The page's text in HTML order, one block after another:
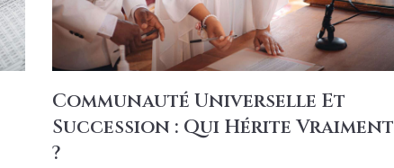
Communauté Universelle Et
Succession : Qui Hérite Vraiment
?